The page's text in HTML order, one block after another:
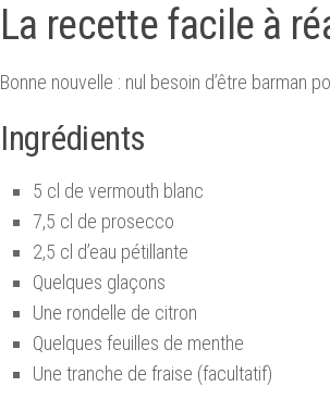
La recette facile à
Bonne nouvelle : nul besoin d’être barman
Ingrédients
5 cl de vermouth blanc
7,5 cl de prosecco
2,5 cl d’eau pétillante
Quelques glaçons
Une rondelle de citron
Quelques feuilles de menthe
Une tranche de fraise (facultatif)